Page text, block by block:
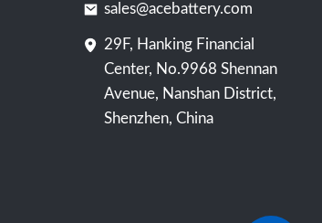
sales@acebattery.com
29F, Hanking Financial
Center, No.9968 Shennan
Avenue, Nanshan District,
Shenzhen, China